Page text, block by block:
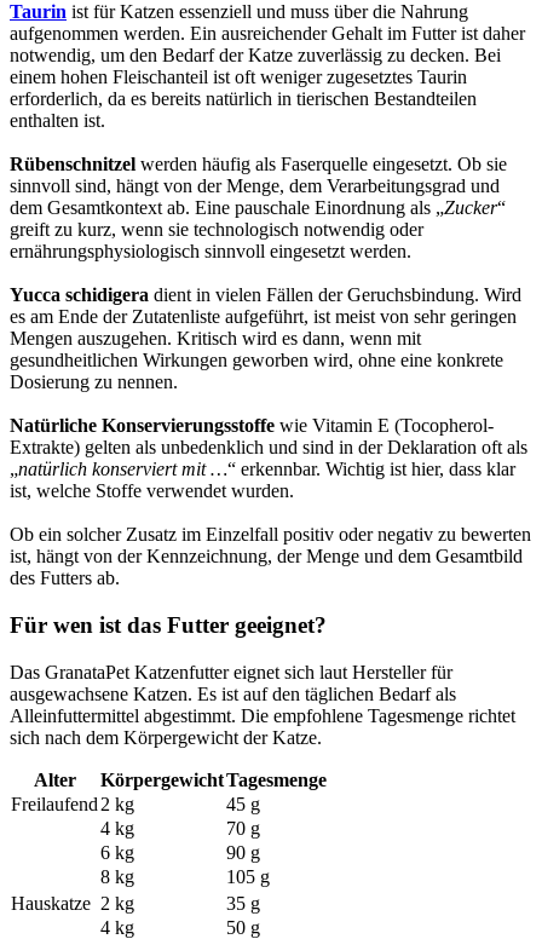
Taurin ist für Katzen essenziell und muss über die Nahrung
aufgenommen werden. Ein ausreichender Gehalt im Futter ist daher
notwendig, um den Bedarf der Katze zuverlässig zu decken. Bei
einem hohen Fleischanteil ist oft weniger zugesetztes Taurin
erforderlich, da es bereits natürlich in tierischen Bestandteilen
enthalten ist.
Rübenschnitzel werden häufig als Faserquelle eingesetzt. Ob sie
sinnvoll sind, hängt von der Menge, dem Verarbeitungsgrad und
dem Gesamtkontext ab. Eine pauschale Einordnung als „Zucker“
greift zu kurz, wenn sie technologisch notwendig oder
ernährungsphysiologisch sinnvoll eingesetzt werden.
Yucca schidigera dient in vielen Fällen der Geruchsbindung. Wird
es am Ende der Zutatenliste aufgeführt, ist meist von sehr geringen
Mengen auszugehen. Kritisch wird es dann, wenn mit
gesundheitlichen Wirkungen geworben wird, ohne eine konkrete
Dosierung zu nennen.
Natürliche Konservierungsstoffe wie Vitamin E (Tocopherol-
Extrakte) gelten als unbedenklich und sind in der Deklaration oft als
„natürlich konserviert mit …“ erkennbar. Wichtig ist hier, dass klar
ist, welche Stoffe verwendet wurden.
Ob ein solcher Zusatz im Einzelfall positiv oder negativ zu bewerten
ist, hängt von der Kennzeichnung, der Menge und dem Gesamtbild
des Futters ab.
Für wen ist das Futter geeignet?
Das GranataPet Katzenfutter eignet sich laut Hersteller für
ausgewachsene Katzen. Es ist auf den täglichen Bedarf als
Alleinfuttermittel abgestimmt. Die empfohlene Tagesmenge richtet
sich nach dem Körpergewicht der Katze.
Alter KörpergewichtTagesmenge
Freilaufend 2 kg
45 g
4 kg
70 g
6 kg
90 g
8 kg
105 g
Hauskatze 2 kg
35 g
4 kg
50 g